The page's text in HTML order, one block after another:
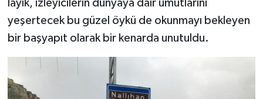
layık, izleyicilerin dünyaya dair umutlarını
yeşertecek bu güzel öykü de okunmayı bekleyen
bir başyapıt olarak bir kenarda unutuldu.